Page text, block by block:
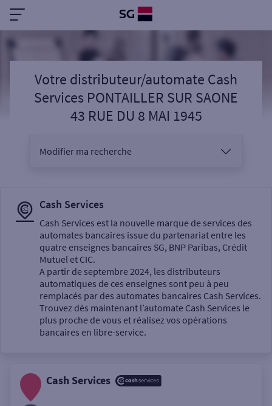
Votre distributeur/automate Cash
Services PONTAILLER SUR SAONE
43 RUE DU 8 MAI 1945
Modifier ma recherche
Sélectionnez votre recherche
Un service
Autour de moi
Cash Services
Cash Services est la nouvelle marque de services des
automates bancaires issue du partenariat entre les
quatre enseignes bancaires SG, BNP Paribas, Crédit
Mutuel et CIC.
A partir de septembre 2024, les distributeurs
automatiques de ces enseignes sont peu à peu
remplacés par des automates bancaires Cash Services.
Trouvez dès maintenant l’automate Cash Services le
plus proche de vous et réalisez vos opérations
bancaires en libre-service.
Cash Services